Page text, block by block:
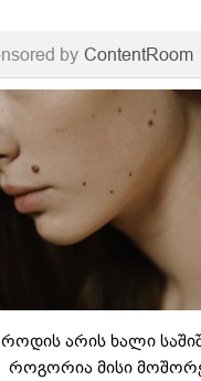
by ContentRoom
როდის არის ხალი
როგორია მისი